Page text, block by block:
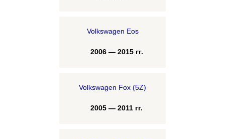
Volkswagen Eos
2006 — 2015 гг.
Volkswagen Fox (5Z)
2005 — 2011 гг.